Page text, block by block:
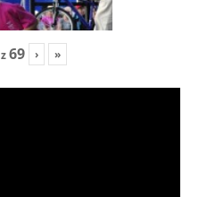
z69 › »